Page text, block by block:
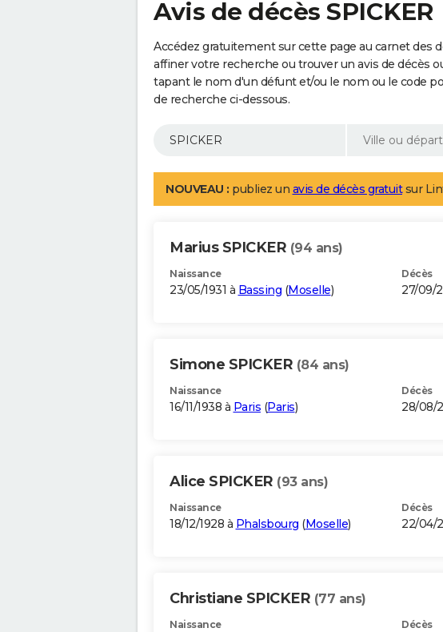
Avis de décès SPICKER
Accédez gratuitement sur cette page au carnet des
affiner votre recherche ou trouver un avis de décès
tapant le nom d'un défunt et/ou le nom ou le code
de recherche ci-dessous.
NOUVEAU : publiez un avis de décès gratuitsur
Marius SPICKER (94 ans)
Naissance
23/05/1931 à Bassing (Moselle)
Décès
27/09/
Simone SPICKER (84 ans)
Naissance
16/11/1938 à Paris (Paris)
Décès
28/08/
Alice SPICKER (93 ans)
Naissance
18/12/1928 à Phalsbourg (Moselle)
Décès
22/04/
Christiane SPICKER (77 ans)
Naissance Décès